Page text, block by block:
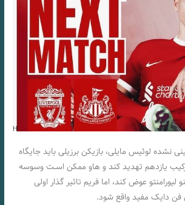
نشده لوئیس مایلی، بازیکن برزیلی باید جایگاه
یازدهم تهدید کند و هاو ممکن اسـت وسوسه
لیورامنتو عوض کند، اما فریم تاثیر گذار اولی
فن دایک مفید واقع شود.